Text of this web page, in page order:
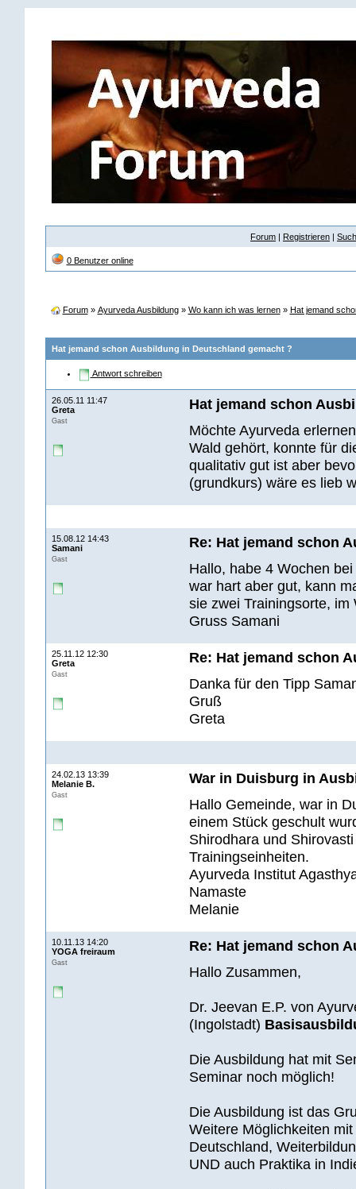
Forum | Registrieren |
0 Benutzer online
Forum» Ayurveda Ausbildung» Wo kann ich was lernen» Hat jemand
Hat jemand schon Ausbildung in Deutschland gemacht ?
Antwort schreiben
26.05.11 11:47
Greta
Gast
Hat jemand schon
Möchte Ayurveda
Wald gehört, konnte für
qualitativ gut ist aber
(grundkurs) wäre es lieb
15.08.12 14:43
Samani
Gast
Re: Hat jemand schon
Hallo, habe 4 Wochen
war hart aber gut, kann
sie zwei Trainingsorte,
Gruss Samani
25.11.12 12:30
Greta
Gast
Re: Hat jemand schon
Danka für den Tipp
Gruß
Greta
24.02.13 13:39
Melanie B.
Gast
War in Duisburg in
Hallo Gemeinde, war in
einem Stück geschult
Shirodhara und
Trainingseinheiten.
Ayurveda Institut
Namaste
Melanie
10.11.13 14:20
YOGA freiraum
Gast
Re: Hat jemand schon
Hallo Zusammen,
Dr. Jeevan E.P. von
(Ingolstadt)
Die Ausbildung hat mit
Seminar noch möglich!
Die Ausbildung ist das
Weitere Möglichkeiten
Deutschland,
UND auch Praktika in